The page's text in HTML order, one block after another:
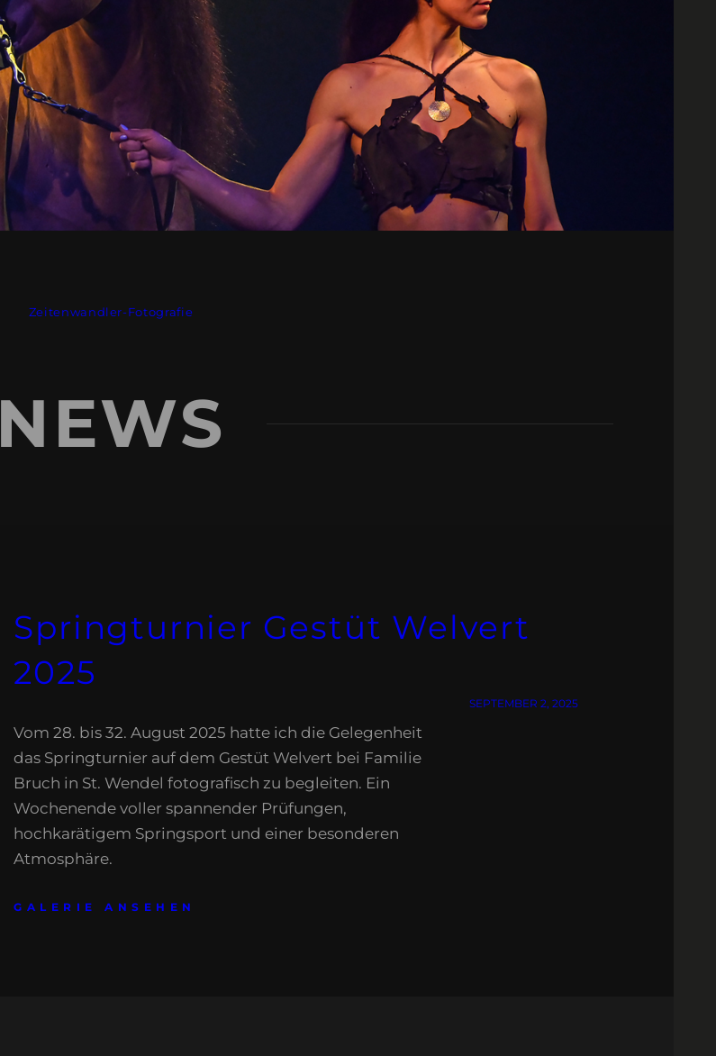
Zeitenwandler-Fotografie
NEWS
Springturnier Gestüt Welvert
2025
Vom 28. bis 32. August 2025 hatte ich die Gelegenheit
das Springturnier auf dem Gestüt Welvert bei Familie
Bruch in St. Wendel fotografisch zu begleiten. Ein
Wochenende voller spannender Prüfungen,
hochkarätigem Springsport und einer besonderen
Atmosphäre.
GALERIE ANSEHEN
SEPTEMBER 2, 2025